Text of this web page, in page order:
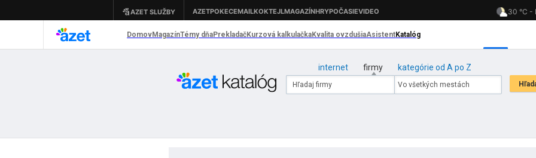
internet firmy kategórie od A po Z